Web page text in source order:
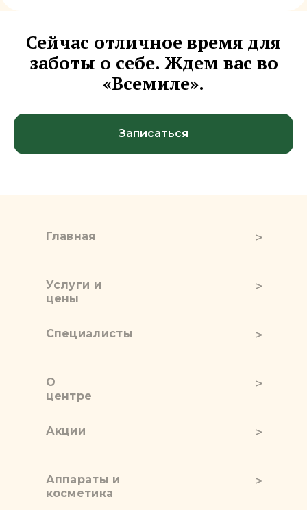
Сейчас отличное время для
заботы о себе. Ждем вас во
«Всемиле».
Записаться
Главная
Аппараты и
косметика
Услуги и
цены
Специалисты
О
центре
Акции